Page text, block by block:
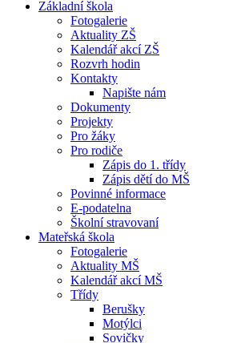
Základní škola
Fotogalerie
Aktuality ZŠ
Kalendář akcí ZŠ
Rozvrh hodin
Kontakty
Napište nám
Dokumenty
Projekty
Pro žáky
Pro rodiče
Zápis do 1. třídy
Zápis dětí do MŠ
Povinné informace
E-podatelna
Školní stravovaní
Mateřská škola
Fotogalerie
Aktuality MŠ
Kalendář akcí MŠ
Třídy
Berušky
Motýlci
Sovičky